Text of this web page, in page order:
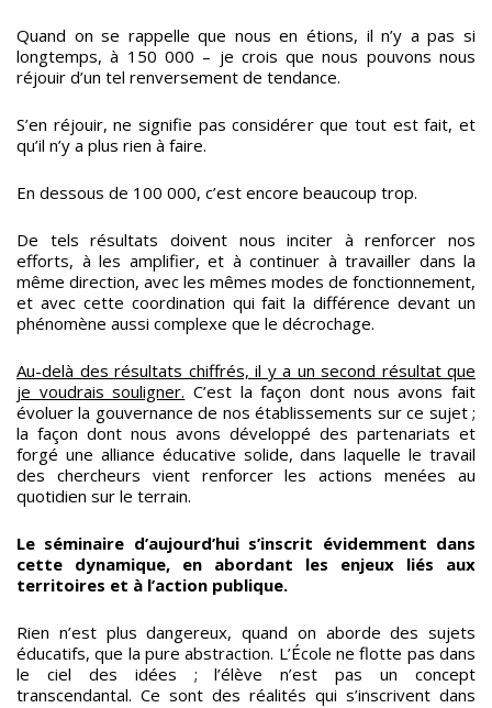
Quand on se rappelle que nous en étions, il n’y a pas si
longtemps, à 150 000 – je crois que nous pouvons nous
réjouir d’un tel renversement de tendance.
S’en réjouir, ne signifie pas considérer que tout est fait, et
qu’il n’y a plus rien à faire.
En dessous de 100 000, c’est encore beaucoup trop.
De tels résultats doivent nous inciter à renforcer nos
efforts, à les amplifier, et à continuer à travailler dans la
même direction, avec les mêmes modes de fonctionnement,
et avec cette coordination qui fait la différence devant un
phénomène aussi complexe que le décrochage.
Au-delà des résultats chiffrés, il y a un second résultat que
je voudrais souligner. C’est la façon dont nous avons fait
évoluer la gouvernance de nos établissements sur ce sujet ;
la façon dont nous avons développé des partenariats et
forgé une alliance éducative solide, dans laquelle le travail
des chercheurs vient renforcer les actions menées au
quotidien sur le terrain.
Le séminaire d’aujourd’hui s’inscrit évidemment dans
cette dynamique, en abordant les enjeux liés aux
territoires et à l’action publique.
Rien n’est plus dangereux, quand on aborde des sujets
éducatifs, que la pure abstraction. L’École ne flotte pas dans
le ciel des idées ; l’élève n’est pas un concept
transcendantal. Ce sont des réalités qui s’inscrivent dans